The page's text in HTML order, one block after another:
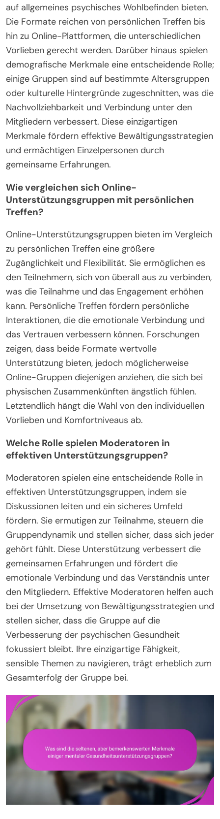
auf allgemeines psychisches Wohlbefinden bieten.
Die Formate reichen von persönlichen Treffen bis
hin zu Online-Plattformen, die unterschiedlichen
Vorlieben gerecht werden. Darüber hinaus spielen
demografische Merkmale eine entscheidende Rolle;
einige Gruppen sind auf bestimmte Altersgruppen
oder kulturelle Hintergründe zugeschnitten, was die
Nachvollziehbarkeit und Verbindung unter den
Mitgliedern verbessert. Diese einzigartigen
Merkmale fördern effektive Bewältigungsstrategien
und ermächtigen Einzelpersonen durch
gemeinsame Erfahrungen.
Wie vergleichen sich Online-
Unterstützungsgruppen mit persönlichen
Treffen?
Online-Unterstützungsgruppen bieten im Vergleich
zu persönlichen Treffen eine größere
Zugänglichkeit und Flexibilität. Sie ermöglichen es
den Teilnehmern, sich von überall aus zu verbinden,
was die Teilnahme und das Engagement erhöhen
kann. Persönliche Treffen fördern persönliche
Interaktionen, die die emotionale Verbindung und
das Vertrauen verbessern können. Forschungen
zeigen, dass beide Formate wertvolle
Unterstützung bieten, jedoch möglicherweise
Online-Gruppen diejenigen anziehen, die sich bei
physischen Zusammenkünften ängstlich fühlen.
Letztendlich hängt die Wahl von den individuellen
Vorlieben und Komfortniveaus ab.
Welche Rolle spielen Moderatoren in
effektiven Unterstützungsgruppen?
Moderatoren spielen eine entscheidende Rolle in
effektiven Unterstützungsgruppen, indem sie
Diskussionen leiten und ein sicheres Umfeld
fördern. Sie ermutigen zur Teilnahme, steuern die
Gruppendynamik und stellen sicher, dass sich jeder
gehört fühlt. Diese Unterstützung verbessert die
gemeinsamen Erfahrungen und fördert die
emotionale Verbindung und das Verständnis unter
den Mitgliedern. Effektive Moderatoren helfen auch
bei der Umsetzung von Bewältigungsstrategien und
stellen sicher, dass die Gruppe auf die
Verbesserung der psychischen Gesundheit
fokussiert bleibt. Ihre einzigartige Fähigkeit,
sensible Themen zu navigieren, trägt erheblich zum
Gesamterfolg der Gruppe bei.